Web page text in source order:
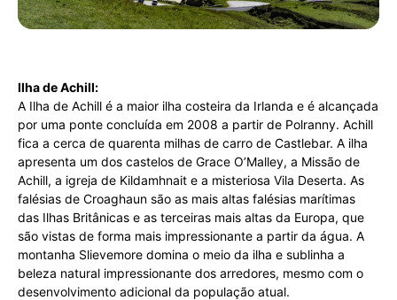
Ilha de Achill:
A Ilha de Achill é a maior ilha costeira da Irlanda e é alcançada
por uma ponte concluída em 2008 a partir de Polranny. Achill
fica a cerca de quarenta milhas de carro de Castlebar. A ilha
apresenta um dos castelos de Grace O’Malley, a Missão de
Achill, a igreja de Kildamhnait e a misteriosa Vila Deserta. As
falésias de Croaghaun são as mais altas falésias marítimas
das Ilhas Britânicas e as terceiras mais altas da Europa, que
são vistas de forma mais impressionante a partir da água. A
montanha Slievemore domina o meio da ilha e sublinha a
beleza natural impressionante dos arredores, mesmo com o
desenvolvimento adicional da população atual.